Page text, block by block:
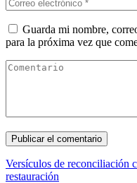
Guarda mi nombre,
para la próxima vez que
Versículos de reconciliación
restauración